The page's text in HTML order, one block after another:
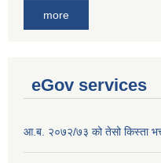
more
eGov services
आ.ब. २०७२/७३ को तेसो किस्ता भत्ता